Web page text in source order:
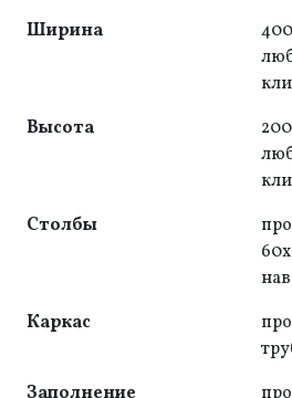
Ширина
Высота
Столбы
Каркас